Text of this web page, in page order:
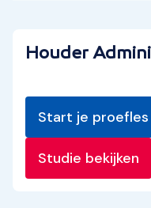
Houder
Start je proefles
Studie bekijken